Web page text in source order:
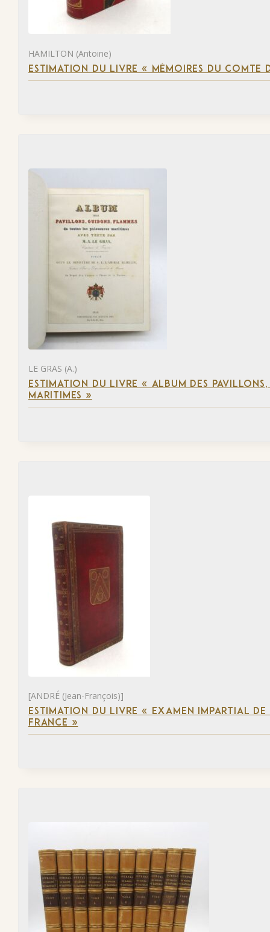
HAMILTON (Antoine)
ESTIMATION DU LIVRE « MÉMOIRES DU COMTE
LE GRAS (A.)
ESTIMATION DU LIVRE « ALBUM DES
MARITIMES »
[ANDRÉ (Jean-François)]
ESTIMATION DU LIVRE « EXAMEN IMPARTIAL
FRANCE »